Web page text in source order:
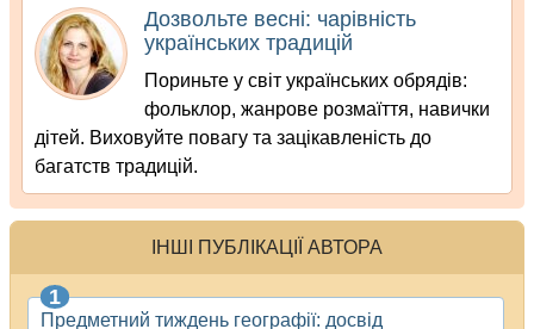
Дозвольте весні: чарівність
українських традицій
Пориньте у світ українських обрядів:
фольклор, жанрове розмаїття, навички
дітей. Виховуйте повагу та зацікавленість до
багатств традицій.
ІНШІ ПУБЛІКАЦІЇ АВТОРА
Предметний тиждень географії: досвід